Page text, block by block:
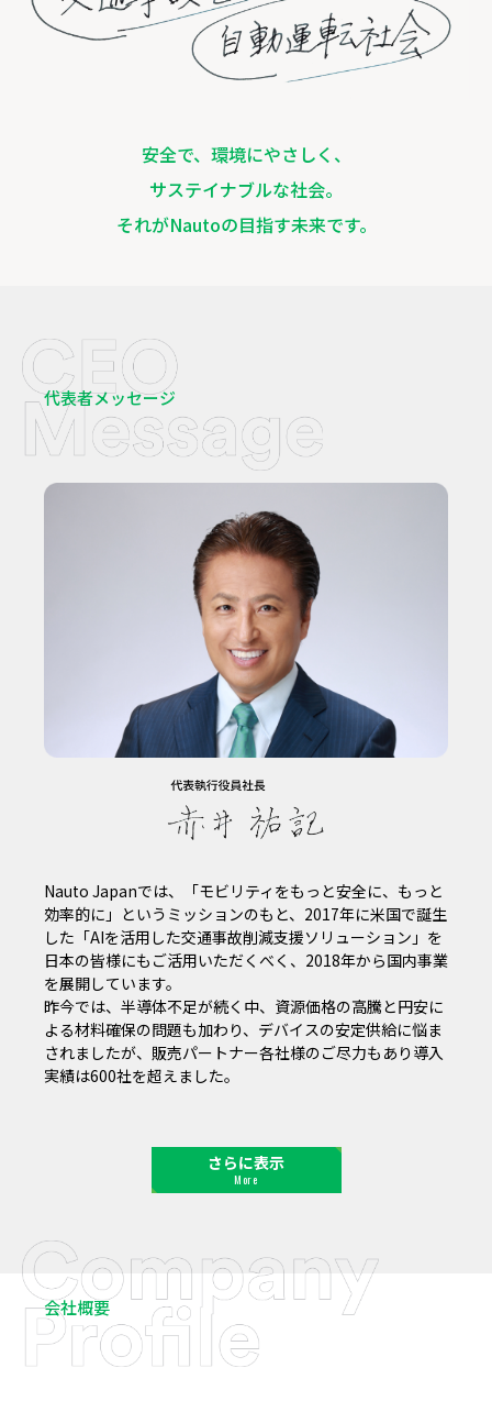
安全で、環境にやさしく、
サステイナブルな社会。
それがNautoの目指す未来です。
代表者メッセージ
Nauto Japanでは、「モビリティをもっと安全に、もっと
効率的に」というミッションのもと、2017年に米国で誕生
した「AIを活用した交通事故削減支援ソリューション」を
日本の皆様にもご活用いただくべく、2018年から国内事業
を展開しています。
昨今では、半導体不足が続く中、資源価格の高騰と円安に
よる材料確保の問題も加わり、デバイスの安定供給に悩ま
されましたが、販売パートナー各社様のご尽力もあり導入
実績は600社を超えました。
さらに表示
More
会社概要